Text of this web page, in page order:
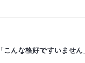
こんな格好ですいませ